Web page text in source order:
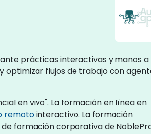
prácticas interactivas y manos a
optimizar flujos de trabajo con
en vivo". La formación en línea en
remotointeractivo. La formación
formación corporativa de